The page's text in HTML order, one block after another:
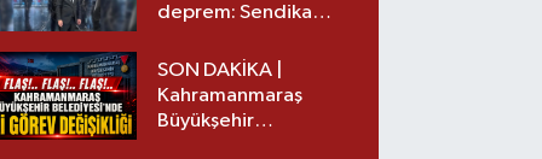
deprem: Sendika
SON DAKİKA |
Kahramanmaraş
Büyükşehir